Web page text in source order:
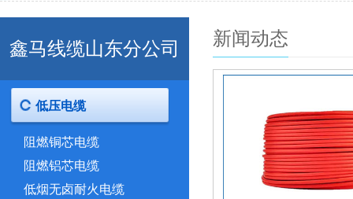
新闻动态
鑫马线缆山东分公司
低压电缆
阻燃铜芯电缆
阻燃铝芯电缆
低烟无卤耐火电缆